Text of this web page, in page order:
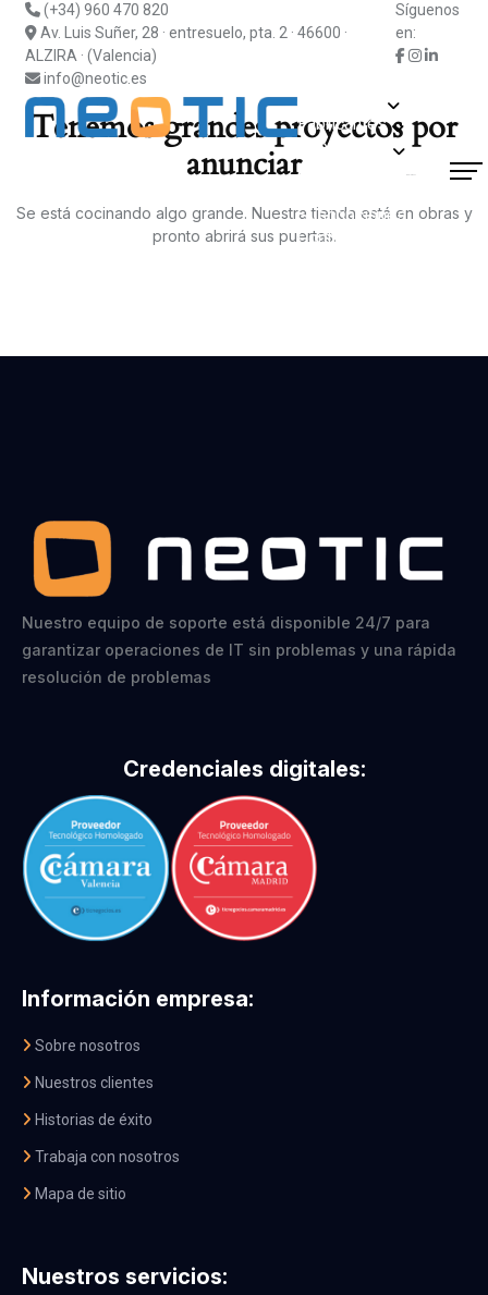
(+34) 960 470 820
Av. Luis Suñer, 28 · entresuelo, pta. 2 · 46600 ·
ALZIRA · (Valencia)
info@neotic.es
Síguenos
en:
Fabricantes
Información
Actualidad
Suscripciones
Contacto
Tenemos grandes proyectos por
anunciar
Se está cocinando algo grande. Nuestra tienda está en obras y
pronto abrirá sus puertas.
Nuestro equipo de soporte está disponible 24/7 para
garantizar operaciones de IT sin problemas y una rápida
resolución de problemas
Credenciales digitales:
Información empresa:
Sobre nosotros
Nuestros clientes
Historias de éxito
Trabaja con nosotros
Mapa de sitio
Nuestros servicios: